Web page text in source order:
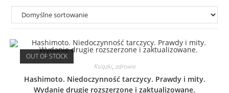
OUT OF STOCK
Książki, zdrowie
Hashimoto. Niedoczynność tarczycy. Prawdy i mity.
Wydanie drugie rozszerzone i zaktualizowane.